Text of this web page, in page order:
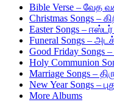
Bible Verse – வேத
Christmas Songs –
Easter Songs –
Funeral Songs –
Good Friday Songs
Holy Communion
Marriage Songs –
New Year Songs –
More Albums